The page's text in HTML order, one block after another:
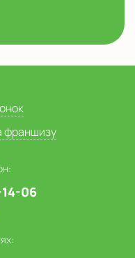
франшизу
06